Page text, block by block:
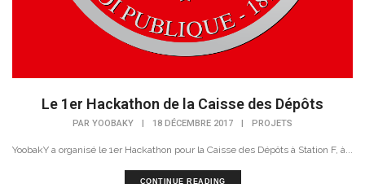
Le 1er Hackathon de la Caisse des Dépôts
PAR YOOBAKY | 18 DÉCEMBRE 2017 | PROJETS
YoobakY a organisé le 1er Hackathon pour la Caisse des Dépôts à Station F, à...
CONTINUE READING